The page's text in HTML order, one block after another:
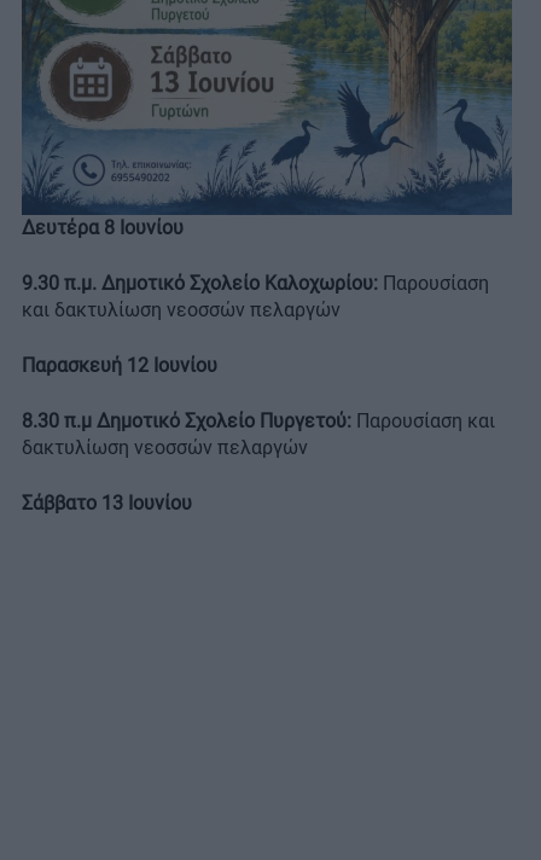
Δευτέρα 8 Ιουνίου
9.30 π.μ. Δημοτικό Σχολείο Καλοχωρίου: Παρουσίαση
και δακτυλίωση νεοσσών πελαργών
Παρασκευή 12 Ιουνίου
8.30 π.μ Δημοτικό Σχολείο Πυργετού: Παρουσίαση και
δακτυλίωση νεοσσών πελαργών
Σάββατο 13 Ιουνίου